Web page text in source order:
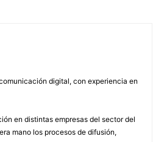
digital, con experiencia en
en distintas empresas del sector del
mano los procesos de difusión,